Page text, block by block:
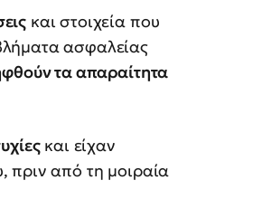
και στοιχεία που
ασφαλείας
τα απαραίτητα
και είχαν
πριν από τη μοιραία